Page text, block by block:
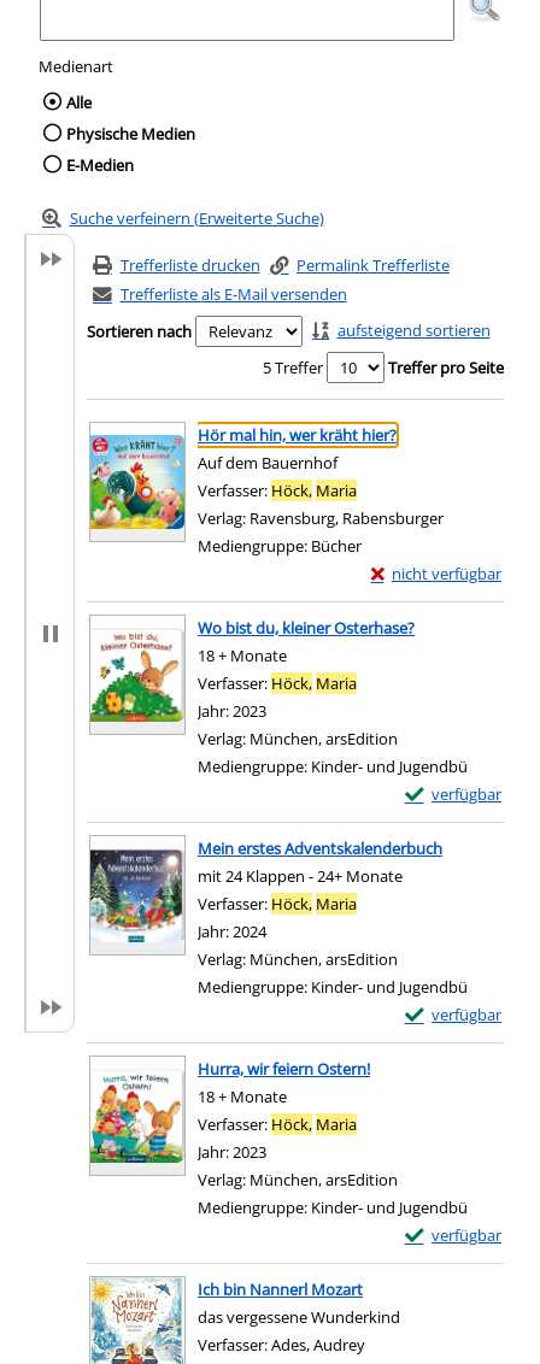
Medienart
Wählen Sie die Medienart nach der Sie
Alle
Physische Medien
E-Medien
Suche verfeinern (Erweiterte Suche)
Trefferliste drucken
Permalink Trefferliste
Trefferliste als E-Mail versenden
Sortieren nach
aufsteigend sortieren
5 Treffer
Treffer pro Seite
Suchergebnis
Zu den Suchfiltern springen
Hör mal hin, wer kräht hier?
Auf dem Bauernhof
Verfasser: Höck, Maria
Verlag: Ravensburg, Rabensburger
Mediengruppe: Bücher
nicht verfügbar
Exemplar-Details von
Zum Download von
Wo bist du, kleiner Osterhase?
18 + Monate
Verfasser: Höck, Maria
Jahr:2023
Verlag: München, arsEdition
Mediengruppe: Kinder- und Jugendbü
verfügbar
Exemplar-Details
Zum Download
Mein erstes Adventskalenderbuch
mit 24 Klappen - 24+ Monate
Verfasser: Höck, Maria
Jahr:2024
Verlag: München, arsEdition
Mediengruppe: Kinder- und Jugendbü
verfügbar
Exemplar-
Zum Download
Hurra, wir feiern Ostern!
18 + Monate
Verfasser: Höck, Maria
Jahr:2023
Verlag: München, arsEdition
Mediengruppe: Kinder- und Jugendbü
verfügbar
Exemplar-Details
Zum Download
Ich bin Nannerl Mozart
das vergessene Wunderkind
Verfasser:Ades, Audrey